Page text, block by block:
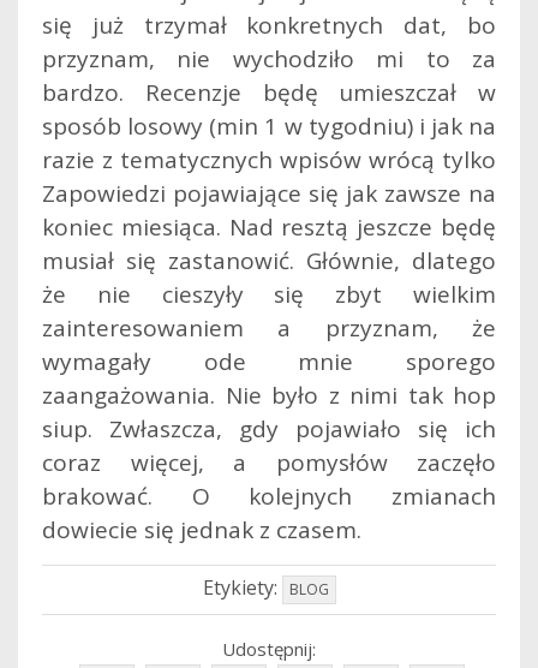
się już trzymał konkretnych dat, bo
przyznam, nie wychodziło mi to za
bardzo. Recenzje będę umieszczał w
sposób losowy (min 1 w tygodniu) i jak na
razie z tematycznych wpisów wrócą tylko
Zapowiedzi pojawiające się jak zawsze na
koniec miesiąca. Nad resztą jeszcze będę
musiał się zastanowić. Głównie, dlatego
że nie cieszyły się zbyt wielkim
zainteresowaniem a przyznam, że
wymagały ode mnie sporego
zaangażowania. Nie było z nimi tak hop
siup. Zwłaszcza, gdy pojawiało się ich
coraz więcej, a pomysłów zaczęło
brakować. O kolejnych zmianach
dowiecie się jednak z czasem.
Etykiety: BLOG
Udostępnij: